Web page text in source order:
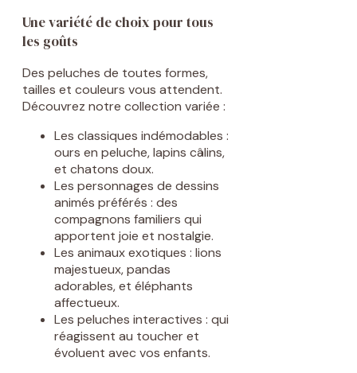
Une variété de choix pour tous
les goûts
Des peluches de toutes formes,
tailles et couleurs vous attendent.
Découvrez notre collection variée :
Les classiques indémodables :
ours en peluche, lapins câlins,
et chatons doux.
Les personnages de dessins
animés préférés : des
compagnons familiers qui
apportent joie et nostalgie.
Les animaux exotiques : lions
majestueux, pandas
adorables, et éléphants
affectueux.
Les peluches interactives : qui
réagissent au toucher et
évoluent avec vos enfants.